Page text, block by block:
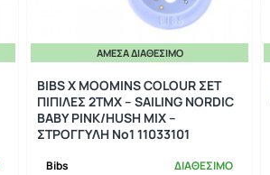
ΆΜΕΣΑ ΔΙΑΘΈΣΙΜΟ
Bibs ΔΙΑΘΕΣΙΜΟ
BIBS X MOOMINS COLOUR ΣΕΤ
ΠΙΠΙΛΕΣ 2ΤΜΧ – SAILING NORDIC
BABY PINK/HUSH MIX –
ΣΤΡΟΓΓΥΛΗ No1 11033101